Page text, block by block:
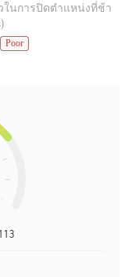
ในการปิดตำแหน่งที่ช้า
Poor